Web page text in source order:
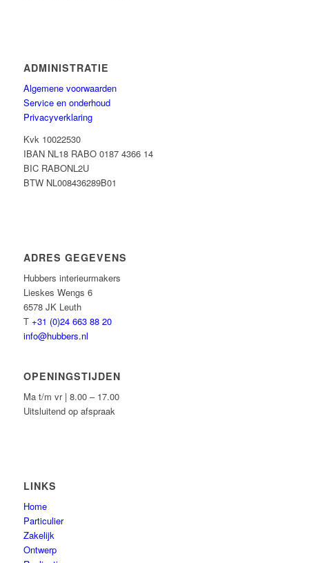
ADMINISTRATIE
Algemene voorwaarden
Service en onderhoud
Privacyverklaring
Kvk 10022530
IBAN NL18 RABO 0187 4366 14
BIC RABONL2U
BTW NL008436289B01
ADRES GEGEVENS
Hubbers interieurmakers
Lieskes Wengs 6
6578 JK Leuth
T +31 (0)24 663 88 20
info@hubbers.nl
OPENINGSTIJDEN
Ma t/m vr | 8.00 – 17.00
Uitsluitend op afspraak
LINKS
Home
Particulier
Zakelijk
Ontwerp